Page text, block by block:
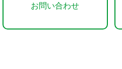
お問い合わせ